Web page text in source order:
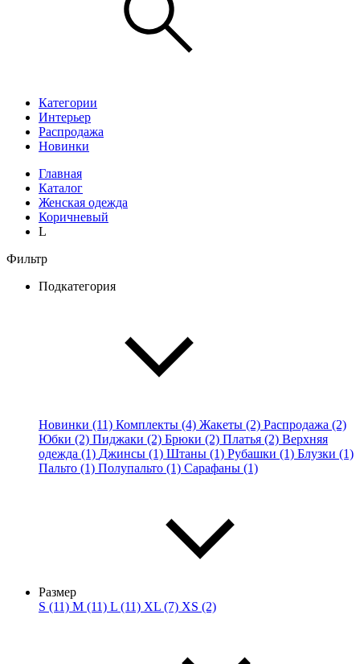
Категории
Интерьер
Распродажа
Новинки
Главная
Каталог
Женская одежда
Коричневый
L
Фильтр
Подкатегория
Новинки (11) Комплекты (4) Жакеты (2) Распродажа (2)
Юбки (2) Пиджаки (2) Брюки (2) Платья (2) Верхняя
одежда (1) Джинсы (1) Штаны (1) Рубашки (1) Блузки (1)
Пальто (1) Полупальто (1) Сарафаны (1)
Размер
S (11) M (11) L (11) XL (7) XS (2)